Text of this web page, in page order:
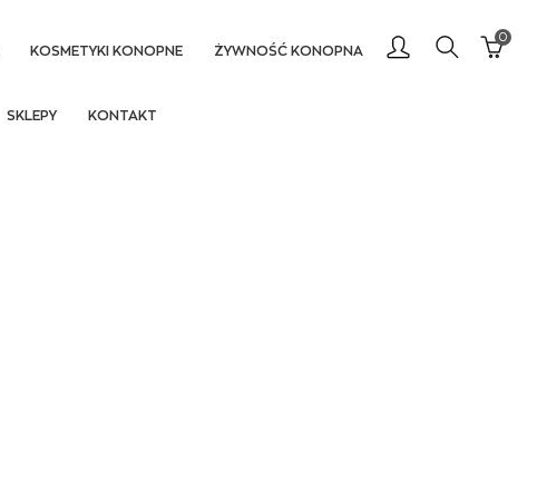
KOSMETYKI KONOPNE ŻYWNOŚĆ KONOPNA
SKLEPY KONTAKT
0